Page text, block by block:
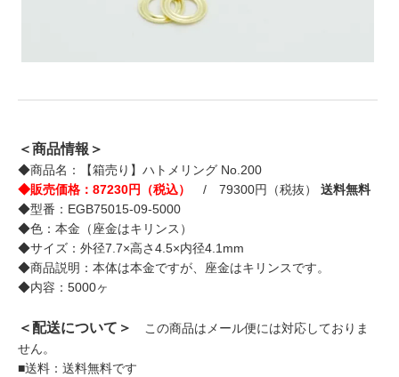
＜商品情報＞
◆商品名：【箱売り】ハトメリング No.200
◆販売価格：87230円（税込）
/ 79300円（税抜） 送料無料
◆型番：EGB75015-09-5000
◆色：本金（座金はキリンス）
◆サイズ：外径7.7×高さ4.5×内径4.1mm
◆商品説明：本体は本金ですが、座金はキリンスです。
◆内容：5000ヶ
＜配送について＞
この商品はメール便には対応しておりま
せん。
■送料：送料無料です